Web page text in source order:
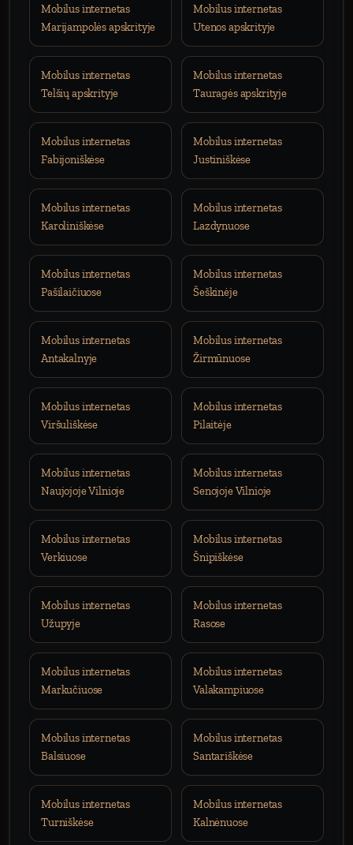
Mobilus internetas
Marijampolės apskrityje
Mobilus internetas
Utenos apskrityje
Mobilus internetas
Telšių apskrityje
Mobilus internetas
Tauragės apskrityje
Mobilus internetas
Fabijoniškėse
Mobilus internetas
Justiniškėse
Mobilus internetas
Karoliniškėse
Mobilus internetas
Lazdynuose
Mobilus internetas
Pašilaičiuose
Mobilus internetas
Šeškinėje
Mobilus internetas
Antakalnyje
Mobilus internetas
Žirmūnuose
Mobilus internetas
Viršuliškėse
Mobilus internetas
Pilaitėje
Mobilus internetas
Naujojoje Vilnioje
Mobilus internetas
Senojoje Vilnioje
Mobilus internetas
Verkiuose
Mobilus internetas
Šnipiškėse
Mobilus internetas
Užupyje
Mobilus internetas
Rasose
Mobilus internetas
Markučiuose
Mobilus internetas
Valakampiuose
Mobilus internetas
Balsiuose
Mobilus internetas
Santariškėse
Mobilus internetas
Turniškėse
Mobilus internetas
Kalnėnuose